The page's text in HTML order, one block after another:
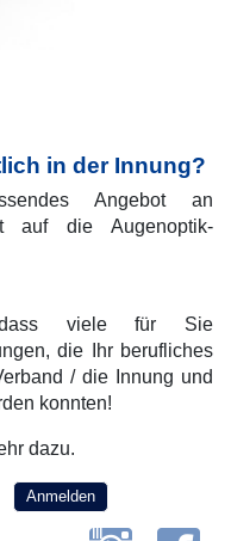
in der Innung?
Angebot an
auf die Augenoptik-
viele für Sie
die Ihr berufliches
/ die Innung und
konnten!
dazu.